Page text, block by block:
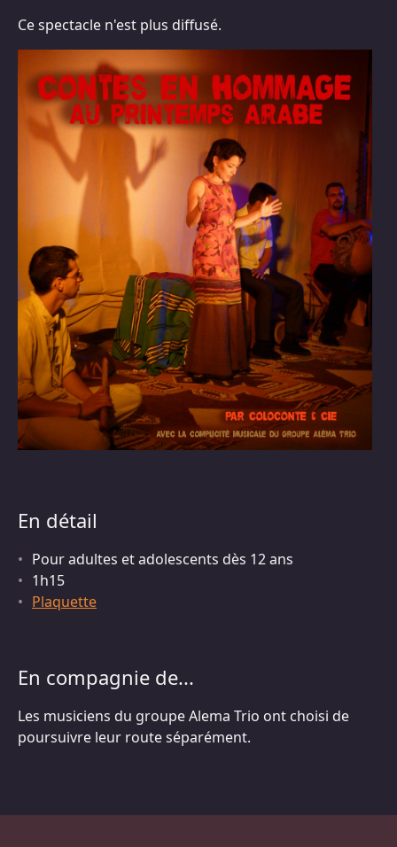
Ce spectacle n'est plus diffusé.
En détail
Pour adultes et adolescents dès 12 ans
1h15
Plaquette
En compagnie de...
Les musiciens du groupe Alema Trio ont choisi de
poursuivre leur route séparément.